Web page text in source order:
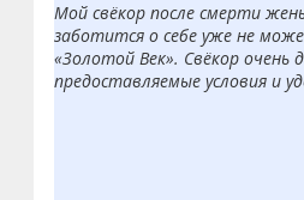
Мой свёкор после смерти
заботится о себе уже не
«Золотой Век». Свёкор
предоставляемые условия и